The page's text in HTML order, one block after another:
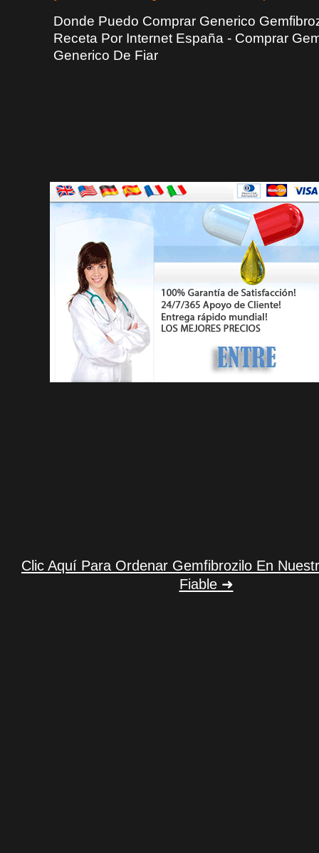
Donde Puedo Comprar Generico
Receta Por Internet España - Comprar
Generico De Fiar
Clic Aquí Para Ordenar Gemfibrozilo En
Fiable ➜